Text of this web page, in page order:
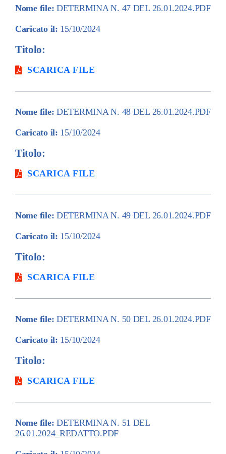
Nome file: DETERMINA N. 47 DEL 26.01.2024.PDF
Caricato il: 15/10/2024
Titolo:
SCARICA FILE
Nome file: DETERMINA N. 48 DEL 26.01.2024.PDF
Caricato il: 15/10/2024
Titolo:
SCARICA FILE
Nome file: DETERMINA N. 49 DEL 26.01.2024.PDF
Caricato il: 15/10/2024
Titolo:
SCARICA FILE
Nome file: DETERMINA N. 50 DEL 26.01.2024.PDF
Caricato il: 15/10/2024
Titolo:
SCARICA FILE
Nome file: DETERMINA N. 51 DEL
26.01.2024_REDATTO.PDF